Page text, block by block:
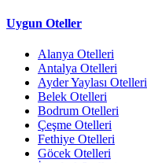
Uygun Oteller
Alanya Otelleri
Antalya Otelleri
Ayder Yaylası Otelleri
Belek Otelleri
Bodrum Otelleri
Çeşme Otelleri
Fethiye Otelleri
Göcek Otelleri